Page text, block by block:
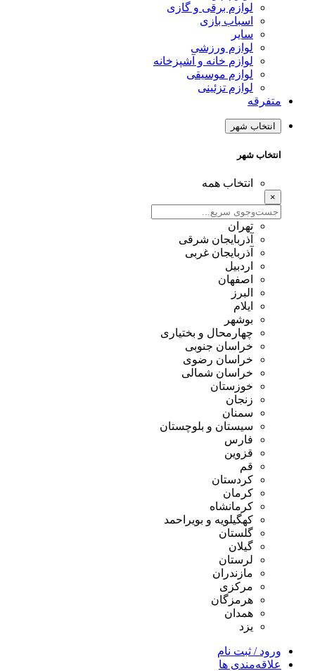
لوازم برقی و گازی
اسباب بازی
سایر
لوازم ورزشی
لوازم خانه و آشپزخانه
لوازم موسیقی
لوازم تزئینی
متفرقه
انتخاب شهر
انتخاب شهر
انتخاب همه
×
تهران
آذربایجان شرقی
آذربایجان غربی
اردبیل
اصفهان
البرز
ایلام
بوشهر
چهارمحال و بختیاری
خراسان جنوبی
خراسان رضوی
خراسان شمالی
خوزستان
زنجان
سمنان
سیستان و بلوچستان
فارس
قزوین
قم
کردستان
کرمان
کرمانشاه
کهگیلویه و بویراحمد
گلستان
گیلان
لرستان
مازندران
مرکزی
هرمزگان
همدان
یزد
ورود / ثبت نام
علاقه‌مندی ها